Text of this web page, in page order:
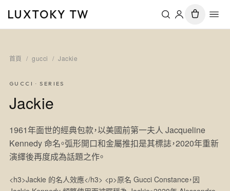
LUXTOKY TW
首頁 / gucci / Jackie
GUCCI · SERIES
Jackie
1961年面世的經典包款，以美國前第一夫人 Jacqueline
Kennedy 命名。弧形開口和金屬推扣是其標誌，2020年重新
演繹後再度成為話題之作。
<h3>Jackie 的名人效應</h3> <p>原名 Gucci Constance，因